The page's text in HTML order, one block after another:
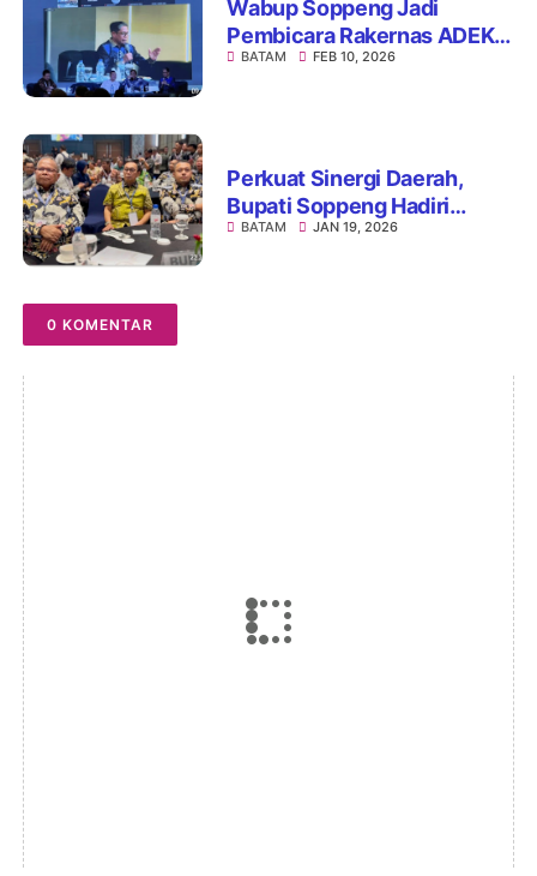
Wabup Soppeng Jadi
Pembicara Rakernas ADEKSI
2026 di Batam
BATAM FEB 10, 2026
Perkuat Sinergi Daerah,
Bupati Soppeng Hadiri
Rakernas XVII APKASI 2026
BATAM JAN 19, 2026
0 KOMENTAR